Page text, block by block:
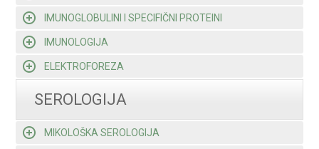
IMUNOGLOBULINI I SPECIFIČNI PROTEINI
IMUNOLOGIJA
ELEKTROFOREZA
SEROLOGIJA
MIKOLOŠKA SEROLOGIJA